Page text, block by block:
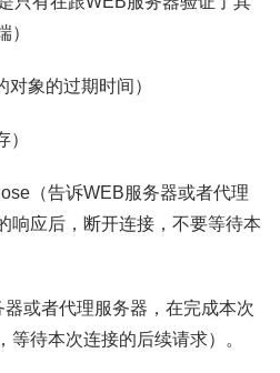
）
象的过期时间）
（告诉WEB服务器或者代理
响应后，断开连接，不要等待本
或者代理服务器，在完成本次
待本次连接的后续请求）。